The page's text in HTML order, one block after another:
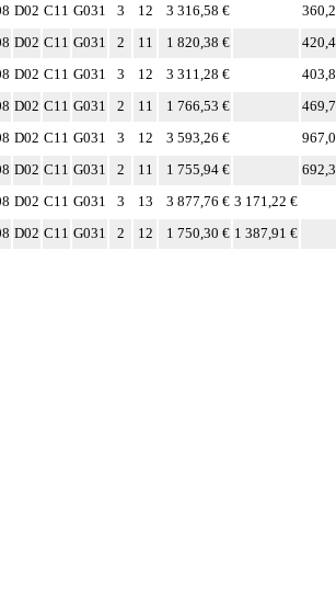
D02 C11 G031 3 12 3 316,58 €
D02 C11 G031 2 11 1 820,38 €
D02 C11 G031 3 12 3 311,28 €
D02 C11 G031 2 11 1 766,53 €
D02 C11 G031 3 12 3 593,26 €
D02 C11 G031 2 11 1 755,94 €
D02 C11 G031 3 13 3 877,76 € 3 171,22 €
D02 C11 G031 2 12 1 750,30 € 1 387,91 €